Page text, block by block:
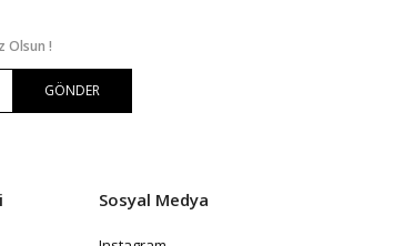
Olsun !
GÖNDER
Sosyal Medya